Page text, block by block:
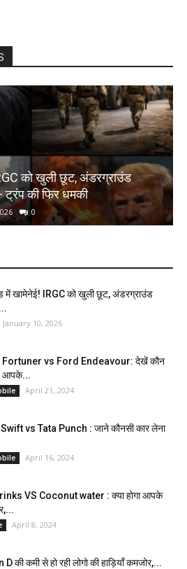
को खुली छूट, अंडरग्राउंड
ट्रंप की फिर धमकी
0
में खामेनेई! IRGC को खुली छूट, अंडरग्राउंड
January 10, 2026
Fortuner vs Ford Endeavour: देखें कौन
आपके...
April 21, 2024
vs Tata Punch : जाने कौनसी कार लेना
April 16, 2024
VS Coconut water : क्या होगा आपके
April 8, 2024
की कमी से हो रही लोगो की हाड़ियाँ कमजोर,...